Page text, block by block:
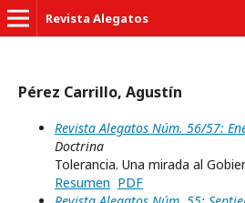
Revista Alegatos
Pérez Carrillo, Agustín
Revista Alegatos Núm. 56/57:
Doctrina
Tolerancia. Una mirada al
Resumen PDF